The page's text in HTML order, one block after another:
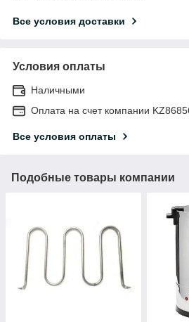
Все условия доставки
Условия оплаты
Наличными
Оплата на счет компании
Все условия оплаты
Подобные товары компании